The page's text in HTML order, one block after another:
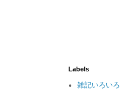
Labels
雑記いろいろ